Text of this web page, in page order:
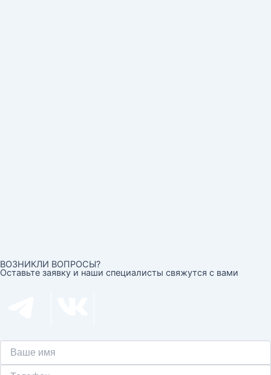
ВОЗНИКЛИ ВОПРОСЫ?
Оставьте заявку и наши специалисты свяжутся с вами